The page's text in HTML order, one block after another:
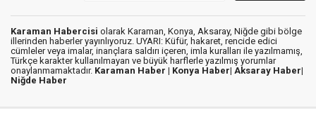
Karaman Habercisi olarak Karaman, Konya, Aksaray, Niğde gibi bölge
illerinden haberler yayınlıyoruz. UYARI: Küfür, hakaret, rencide edici
cümleler veya imalar, inançlara saldırı içeren, imla kuralları ile yazılmamış,
Türkçe karakter kullanılmayan ve büyük harflerle yazılmış yorumlar
onaylanmamaktadır. Karaman Haber | Konya Haber| Aksaray Haber|
Niğde Haber